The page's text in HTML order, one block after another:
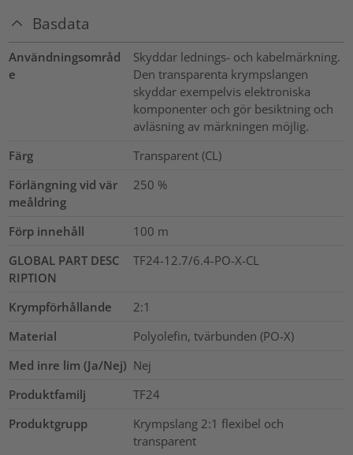
Basdata
Användningsområd
e
Skyddar lednings- och kabelmärkning.
Den transparenta krympslangen
skyddar exempelvis elektroniska
komponenter och gör besiktning och
avläsning av märkningen möjlig.
Färg
Transparent (CL)
Förlängning vid vär
meåldring
250 %
Förp innehåll 100 m
GLOBAL PART DESC
RIPTION
TF24-12.7/6.4-PO-X-CL
Krympförhållande
2:1
Material
Polyolefin, tvärbunden (PO-X)
Med inre lim (Ja/Nej) Nej
Produktfamilj
TF24
Produktgrupp
Krympslang 2:1 flexibel och
transparent